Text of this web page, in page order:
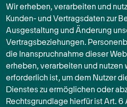
Wir erheben, verarbeiten und
Kunden- und Vertragsdaten zur
Ausgestaltung und Änderung
Vertragsbeziehungen.
die Inanspruchnahme dieser
erheben, verarbeiten und nutzen
erforderlich ist, um dem Nutzer
Dienstes zu ermöglichen oder
Rechtsgrundlage hierfür ist Art. 6